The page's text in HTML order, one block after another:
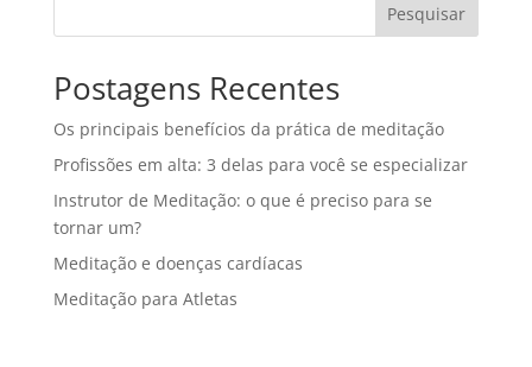
Pesquisar
Postagens Recentes
Os principais benefícios da prática de meditação
Profissões em alta: 3 delas para você se especializar
Instrutor de Meditação: o que é preciso para se
tornar um?
Meditação e doenças cardíacas
Meditação para Atletas